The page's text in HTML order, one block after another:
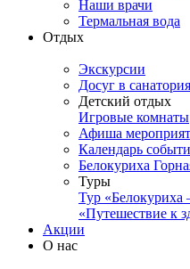
Наши врачи
Термальная вода
Отдых
Экскурсии
Досуг в
Детский отдых
Игровые комнаты
Афиша
Календарь
Белокуриха
Туры
Тур «Белокуриха
«Путешествие к
Акции
О нас